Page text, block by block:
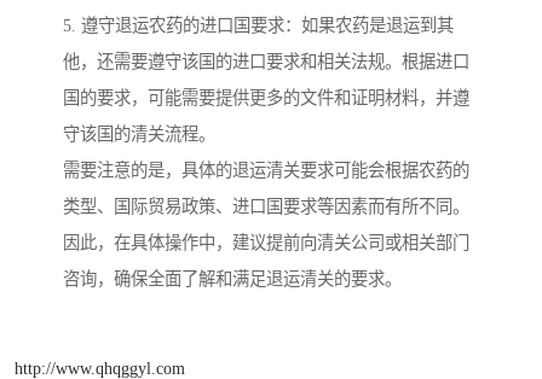
5. 遵守退运农药的进口国要求：如果农药是退运到其
他，还需要遵守该国的进口要求和相关法规。根据进口
国的要求，可能需要提供更多的文件和证明材料，并遵
守该国的清关流程。
需要注意的是，具体的退运清关要求可能会根据农药的
类型、国际贸易政策、进口国要求等因素而有所不同。
因此，在具体操作中，建议提前向清关公司或相关部门
咨询，确保全面了解和满足退运清关的要求。
http://www.qhqggyl.com